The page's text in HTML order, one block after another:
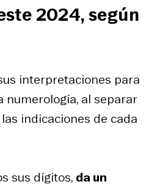
2024, según
interpretaciones para
al separar
indicaciones de cada
sus dígitos, da un